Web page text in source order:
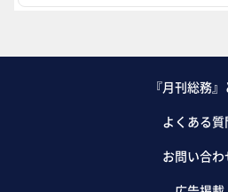
『月刊総務
よくある質
お問い合わ